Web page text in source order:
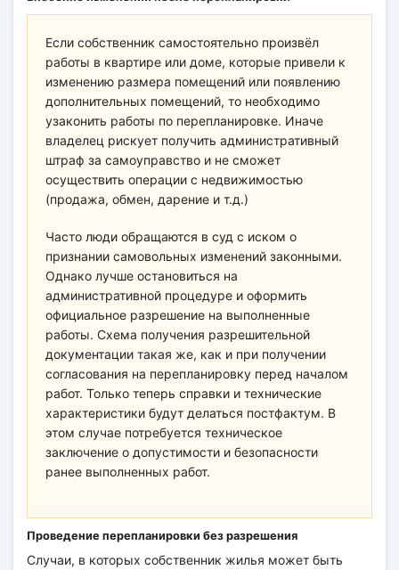
Если собственник самостоятельно произвёл
работы в квартире или доме, которые привели к
изменению размера помещений или появлению
дополнительных помещений, то необходимо
узаконить работы по перепланировке. Иначе
владелец рискует получить административный
штраф за самоуправство и не сможет
осуществить операции с недвижимостью
(продажа, обмен, дарение и т.д.)
Часто люди обращаются в суд с иском о
признании самовольных изменений законными.
Однако лучше остановиться на
административной процедуре и оформить
официальное разрешение на выполненные
работы. Схема получения разрешительной
документации такая же, как и при получении
согласования на перепланировку перед началом
работ. Только теперь справки и технические
характеристики будут делаться постфактум. В
этом случае потребуется техническое
заключение о допустимости и безопасности
ранее выполненных работ.
Проведение перепланировки без разрешения
Случаи, в которых собственник жилья может быть